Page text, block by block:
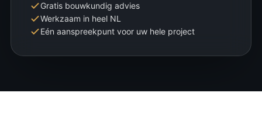
Gratis bouwkundig advies
Werkzaam in heel NL
Eén aanspreekpunt voor uw hele project